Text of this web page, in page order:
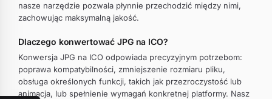
nasze narzędzie pozwala płynnie przechodzić między nimi,
zachowując maksymalną jakość.
Dlaczego konwertować JPG na ICO?
Konwersja JPG na ICO odpowiada precyzyjnym potrzebom:
poprawa kompatybilności, zmniejszenie rozmiaru pliku,
obsługa określonych funkcji, takich jak przezroczystość lub
animacja, lub spełnienie wymagań konkretnej platformy. Nasz